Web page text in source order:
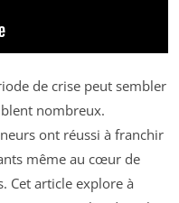
de crise peut sembler
nombreux.
ont réussi à franchir
même au cœur de
Cet article explore à